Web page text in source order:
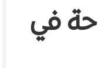
في